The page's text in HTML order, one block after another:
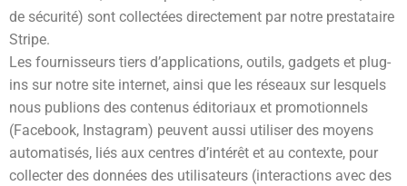
de sécurité) sont collectées directement par notre prestataire
Stripe.
Les fournisseurs tiers d’applications, outils, gadgets et plug-
ins sur notre site internet, ainsi que les réseaux sur lesquels
nous publions des contenus éditoriaux et promotionnels
(Facebook, Instagram) peuvent aussi utiliser des moyens
automatisés, liés aux centres d’intérêt et au contexte, pour
collecter des données des utilisateurs (interactions avec des